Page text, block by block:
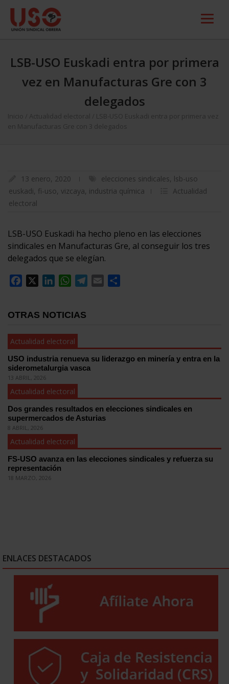
LSB-USO Euskadi entra por primera
vez en Manufacturas Gre con 3
delegados
Inicio Actualidad electoral
LSB-USO Euskadi entra por primera vez
en Manufacturas Gre con 3 delegados
13 enero, 2020 elecciones sindicales, lsb-uso
euskadi, fi-uso, vizcaya, industria química
Actualidad
electoral
LSB-USO Euskadi ha hecho pleno en las elecciones
sindicales en Manufacturas Gre, al conseguir los tres
delegados que se elegían.
Facebook
LinkedInWhatsApp
Telegram
Email
OTRAS NOTICIAS
Actualidad electoral
USO industria renueva su liderazgo en minería y entra en la
siderometalurgia vasca
13 ABRIL, 2026
Actualidad electoral
Dos grandes resultados en elecciones sindicales en
supermercados de Asturias
8 ABRIL, 2026
Actualidad electoral
FS-USO avanza en las elecciones sindicales y refuerza su
representación
18 MARZO, 2026
ENLACES DESTACADOS